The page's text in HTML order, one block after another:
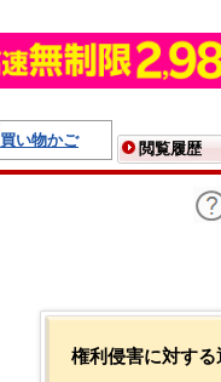
買い物かご
閲覧履歴
権利侵害に対する